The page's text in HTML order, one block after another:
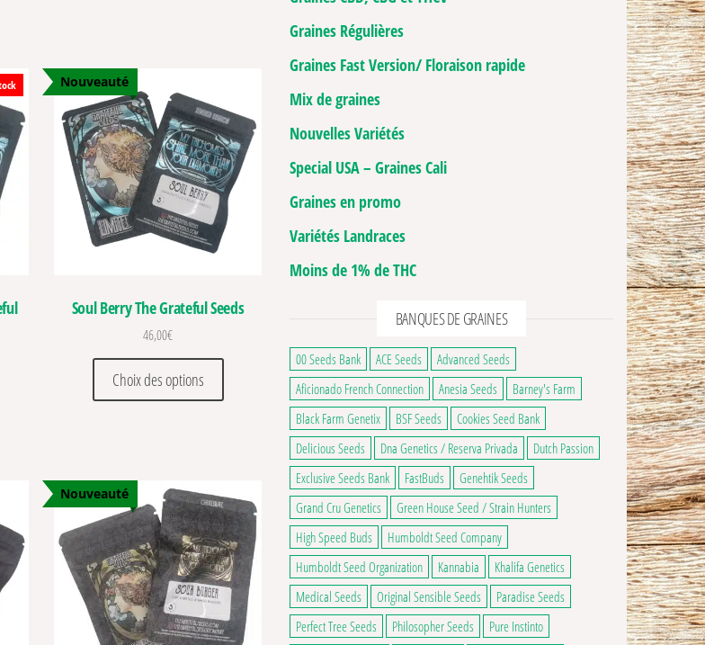
être choisies sur la page du produit
produit a plusieurs variations. Les options peuvent être choisies sur la page du produit
Nouveauté
Soul Berry The Grateful Seeds
46,00€
Choix des options
Ce produit a plusieurs variations. Les options peuvent être choisies sur la page du produit
Nouveauté
Graines Régulières
Graines Fast Version/ Floraison rapide
Mix de graines
Nouvelles Variétés
Special USA – Graines Cali
Graines en promo
Variétés Landraces
Moins de 1% de THC
BANQUES DE GRAINES
00 Seeds Bank ACE Seeds
Advanced Seeds
Aficionado French Connection
Anesia Seeds
Barney's Farm
Black Farm Genetix
BSF Seeds
Cookies Seed Bank
Delicious Seeds
Dna Genetics / Reserva Privada
Dutch Passion
Exclusive Seeds Bank
FastBuds
Genehtik Seeds
Grand Cru Genetics
Green House Seed / Strain Hunters
High Speed Buds
Humboldt Seed Company
Humboldt Seed Organization
Kannabia
Khalifa Genetics
Medical Seeds
Original Sensible Seeds
Paradise Seeds
Perfect Tree Seeds
Philosopher Seeds
Pure Instinto